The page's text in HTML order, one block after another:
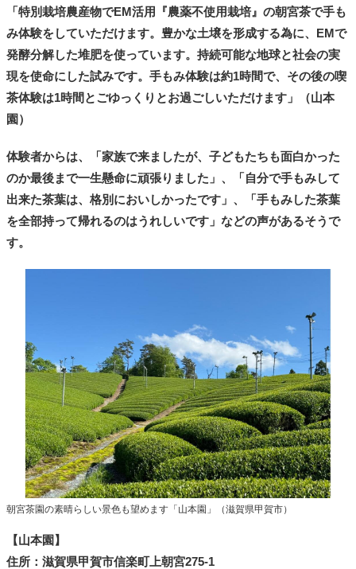
「特別栽培農産物でEM活用『農薬不使用栽培』の朝宮茶で手も
み体験をしていただけます。豊かな土壌を形成する為に、EMで
発酵分解した堆肥を使っています。持続可能な地球と社会の実
現を使命にした試みです。手もみ体験は約1時間で、その後の喫
茶体験は1時間とごゆっくりとお過ごしいただけます」（山本
園）
体験者からは、「家族で来ましたが、子どもたちも面白かった
のか最後まで一生懸命に頑張りました」、「自分で手もみして
出来た茶葉は、格別においしかったです」、「手もみした茶葉
を全部持って帰れるのはうれしいです」などの声があるそうで
す。
朝宮茶園の素晴らしい景色も望めます「山本園」（滋賀県甲賀市）
【山本園】
住所：滋賀県甲賀市信楽町上朝宮275-1